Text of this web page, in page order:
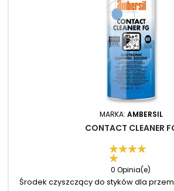
MARKA: AMBERSIL
CONTACT CLEANER
0 Opinia(e)
Środek czyszczący do styków dla